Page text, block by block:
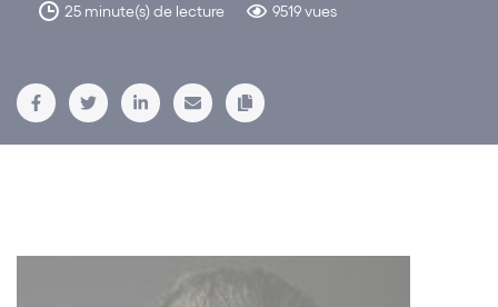
25 minute(s) de lecture 9519 vues